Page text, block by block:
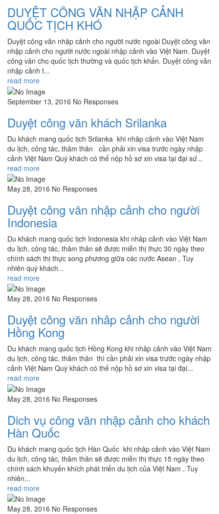
DUYỆT CÔNG VĂN NHẬP CẢNH
QUỐC TỊCH KHÓ
Duyệt công văn nhập cảnh cho người nước ngoài Duyệt công văn
nhập cảnh cho người nước ngoài nhập cảnh vào Việt Nam. Duyệt
công văn cho quốc tịch thường và quốc tịch khẩn. Duyệt công văn
nhập cảnh t...
read more
September 13, 2016 No Responses
Duyệt công văn khách Srilanka
Du khách mang quốc tịch Srilanka khi nhâp cảnh vào Việt Nam
du lịch, công tác, thăm thân cần phải xin visa trước ngày nhập
cảnh Việt Nam Quý khách có thể nộp hồ sơ xin visa tại đại sứ...
read more
May 28, 2016 No Responses
Duyệt công văn nhập cảnh cho người
Indonesia
Du khách mang quốc tịch Indonesia khi nhâp cảnh vào Việt Nam
du lịch, công tác, thăm thân sẽ được miễn thị thực 30 ngày theo
chính sách thị thực song phương giữa các nước Asean , Tuy
nhiên quý khách...
read more
May 28, 2016 No Responses
Duyệt công văn nhâp cảnh cho người
Hồng Kong
Du khách mang quốc tịch Hồng Kong khi nhâp cảnh vào Việt Nam
du lịch, công tác, thăm thân thì cần phải xin visa trước ngày nhập
cảnh Việt Nam Quý khách có thể nộp hồ sơ xin visa tại đại...
read more
May 28, 2016 No Responses
Dich vụ công văn nhập cảnh cho khách
Hàn Quốc
Du khách mang quốc tịch Hàn Quốc khi nhâp cảnh vào Việt Nam
du lịch, công tác, thăm thân sẽ được miễn thị thực 15 ngày theo
chính sách khuyến khích phát triển du lịch của Việt Nam , Tuy
nhiên...
read more
May 28, 2016 No Responses